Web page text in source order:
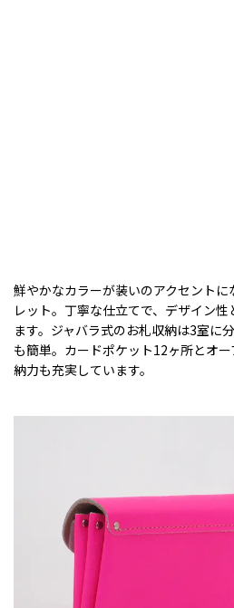
鮮やかなカラーが装いのアクセント
レット。丁寧な仕立てで、デザイン
ます。ジャバラ式のお札収納は3室に
も簡単。カードポケット12ヶ所とオ
納力も充実しています。